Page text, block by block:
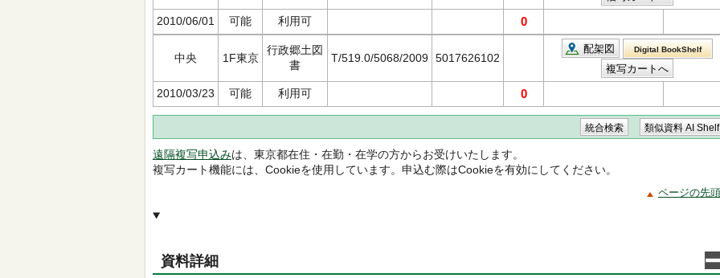
2010/06/01 可能 利用可 0
中央 1F東京
行政郷土図
書
T/519.0/5068/2009 5017626102
配架図 Digital BookShelf
2010/03/23 可能 利用可 0
遠隔複写申込みは、東京都在住・在勤・在学の方からお受けいたします。
複写カート機能には、Cookieを使用しています。申込む際はCookieを有効にしてください。
ページの先
資料詳細